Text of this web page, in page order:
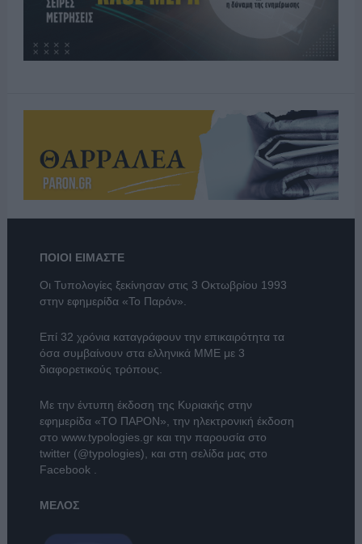
ΠΟΙΟΙ ΕΙΜΑΣΤΕ
Οι Τυπολογίες ξεκίνησαν στις 3 Οκτωβρίου 1993
στην εφημερίδα «Το Παρόν».
Επί 32 χρόνια καταγράφουν την επικαιρότητα τα
όσα συμβαίνουν στα ελληνικά ΜΜΕ με 3
διαφορετικούς τρόπους.
Με την έντυπη έκδοση της Κυριακής στην
εφημερίδα «ΤΟ ΠΑΡΟΝ» , την ηλεκτρονική έκδοση
στο www.typologies.grκαι την παρουσία στο
twitter (@typologies) , και στη σελίδα μας στο
Facebook
ΜΕΛΟΣ